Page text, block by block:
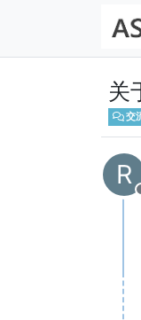
关
交
R